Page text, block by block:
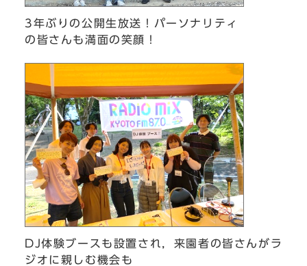
3年ぶりの公開生放送！パーソナリティ
の皆さんも満面の笑顔！
DJ体験ブースも設置され，来園者の皆さんがラ
ジオに親しむ機会も